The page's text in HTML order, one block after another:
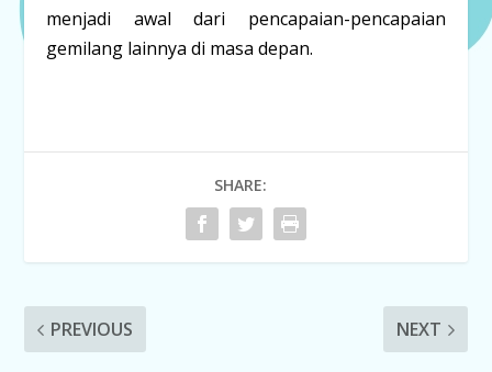
menjadi awal dari pencapaian-pencapaian
gemilang lainnya di masa depan.
SHARE:
PREVIOUS NEXT